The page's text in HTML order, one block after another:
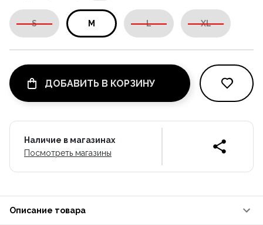
S M L XL
ДОБАВИТЬ В КОРЗИНУ
Наличие в магазинах
Посмотреть магазины
Описание товара